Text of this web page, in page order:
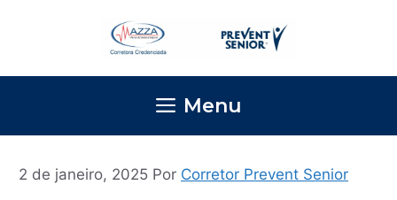
conteúdo
Menu
2 de janeiro, 2025 Por Corretor Prevent Senior